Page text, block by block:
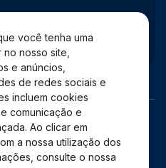
você tenha uma
nosso site,
e anúncios,
de redes sociais e
incluem cookies
comunicação e
Ao clicar em
a nossa utilização dos
consulte o nossa